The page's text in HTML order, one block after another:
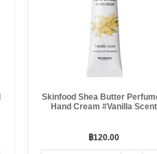
Skinfood Shea Butter
Hand Cream #Vanilla Scent
฿120.00